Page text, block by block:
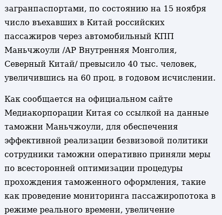
загранпаспортами, по состоянию на 15 ноября
число въехавших в Китай российских
пассажиров через автомобильный КПП
Маньчжоули /АР Внутренняя Монголия,
Северный Китай/ превысило 40 тыс. человек,
увеличившись на 60 проц. в годовом исчислении.
Как сообщается на официальном сайте
Медиакорпорации Китая со ссылкой на данные
таможни Маньчжоули, для обеспечения
эффективной реализации безвизовой политики
сотрудники таможни оперативно приняли меры
по всесторонней оптимизации процедуры
прохождения таможенного оформления, такие
как проведение мониторинга пассажиропотока в
режиме реального времени, увеличение